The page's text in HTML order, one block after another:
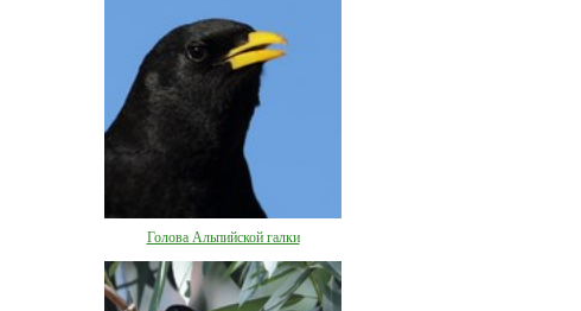
Голова Альпийской галки